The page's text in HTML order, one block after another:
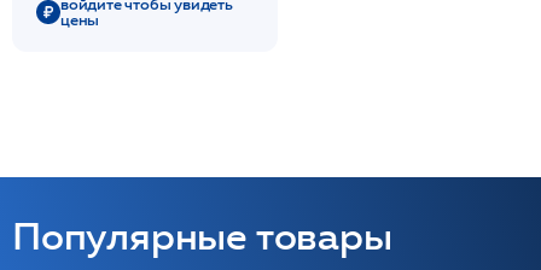
цены
Популярные товары